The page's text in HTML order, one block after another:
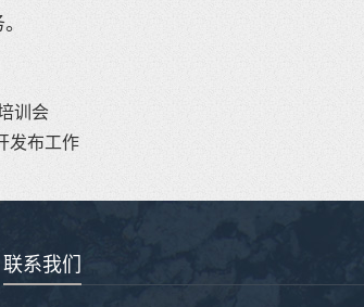
训会
发布工作
联系我们